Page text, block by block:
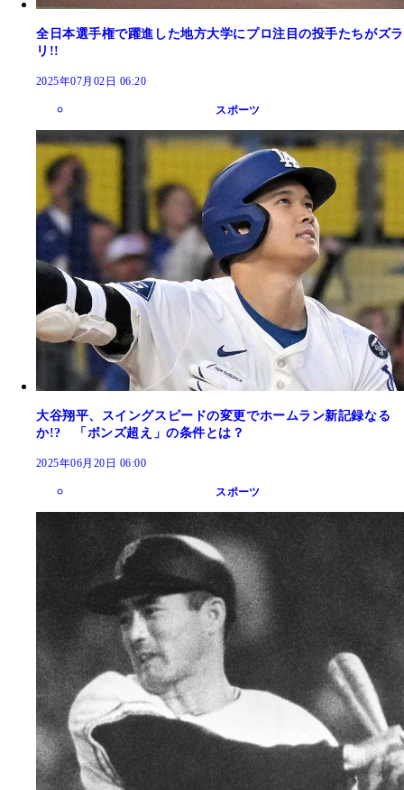
全日本選手権で躍進した地方大学にプロ注目の投手たちがズラ
リ!!
2025年07月02日 06:20
スポーツ
大谷翔平、スイングスピードの変更でホームラン新記録なる
か!? 「ボンズ超え」の条件とは？
2025年06月20日 06:00
スポーツ